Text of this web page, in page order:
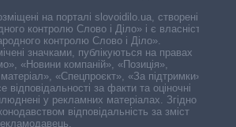
на порталі slovoidilo.ua, створені ГО
контролю Слово і Діло» і є власністю
контролю Слово і Діло».
значками, публікуються на правах
«Новини компаній», «Позиція»,
«Спецпроєкт», «За підтримки».
відповідальності за факти та оціночні
у рекламних матеріалах. Згідно з
відповідальність за зміст